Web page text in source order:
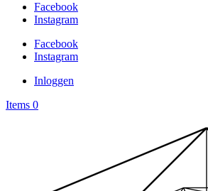
Facebook
Instagram
Facebook
Instagram
Inloggen
Items 0